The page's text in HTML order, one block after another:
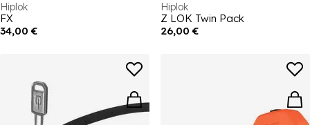
Hiplok
FX
34,00 €
Hiplok
Z LOK Twin Pack
26,00 €